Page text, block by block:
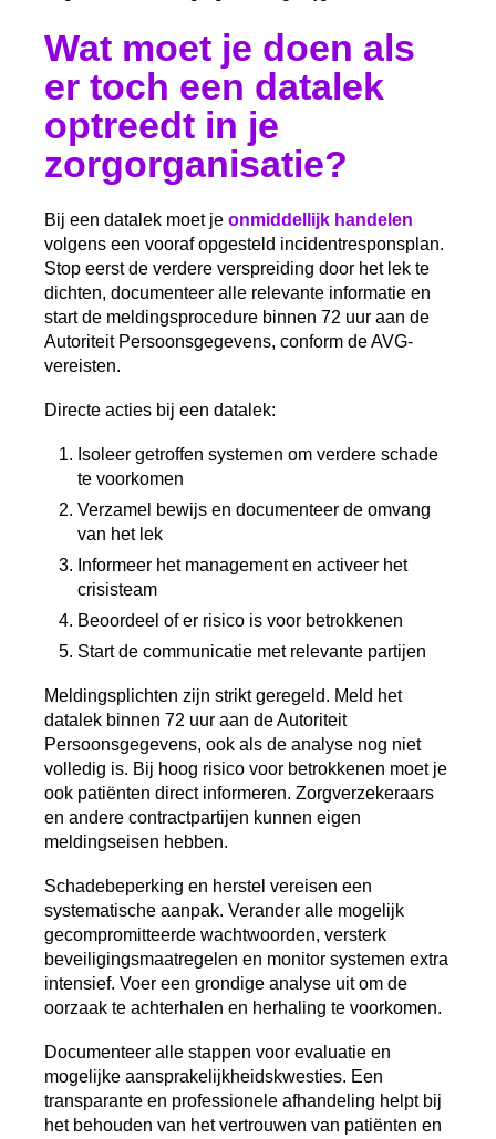
Wat moet je doen als
er toch een datalek
optreedt in je
zorgorganisatie?
Bij een datalek moet je onmiddellijk handelen
volgens een vooraf opgesteld incidentresponsplan.
Stop eerst de verdere verspreiding door het lek te
dichten, documenteer alle relevante informatie en
start de meldingsprocedure binnen 72 uur aan de
Autoriteit Persoonsgegevens, conform de AVG-
vereisten.
Directe acties bij een datalek:
Isoleer getroffen systemen om verdere schade
te voorkomen
Verzamel bewijs en documenteer de omvang
van het lek
Informeer het management en activeer het
crisisteam
Beoordeel of er risico is voor betrokkenen
Start de communicatie met relevante partijen
Meldingsplichten zijn strikt geregeld. Meld het
datalek binnen 72 uur aan de Autoriteit
Persoonsgegevens, ook als de analyse nog niet
volledig is. Bij hoog risico voor betrokkenen moet je
ook patiënten direct informeren. Zorgverzekeraars
en andere contractpartijen kunnen eigen
meldingseisen hebben.
Schadebeperking en herstel vereisen een
systematische aanpak. Verander alle mogelijk
gecompromitteerde wachtwoorden, versterk
beveiligingsmaatregelen en monitor systemen extra
intensief. Voer een grondige analyse uit om de
oorzaak te achterhalen en herhaling te voorkomen.
Documenteer alle stappen voor evaluatie en
mogelijke aansprakelijkheidskwesties. Een
transparante en professionele afhandeling helpt bij
het behouden van het vertrouwen van patiënten en